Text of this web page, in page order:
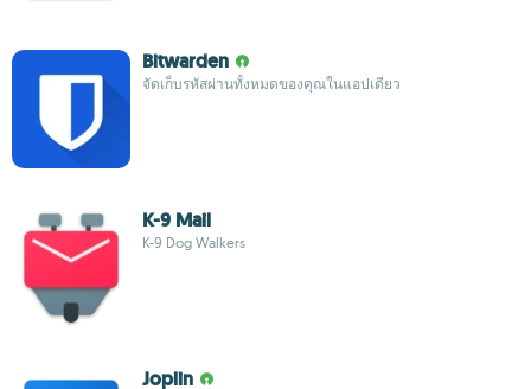
Bitwarden
จัดเก็บรหัสผ่านทั้งหมดของคุณในแอปเดียว
K-9 Mail
K-9 Dog Walkers
Joplin